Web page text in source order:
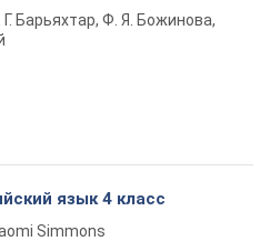
Г. Барьяхтар, Ф. Я. Божинова,
язык 4 класс
Simmons